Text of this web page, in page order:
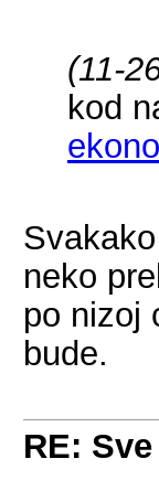
(11-
kod
neko
po nizoj
bude.
RE: